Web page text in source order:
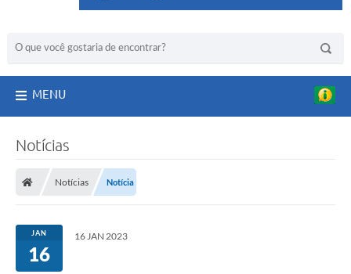
MENU
Notícias
Notícias Notícia
JAN
16
16 JAN 2023